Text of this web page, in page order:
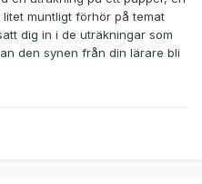
muntligt förhör på temat
dig in i de uträkningar som
den synen från din lärare bli